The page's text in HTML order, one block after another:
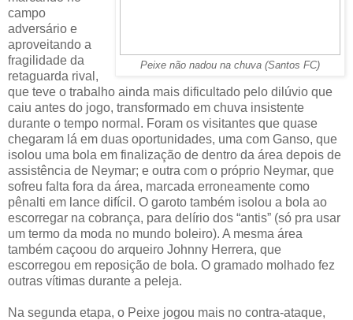
Peixe não nadou na chuva (Santos FC)
campo
adversário e
aproveitando a
fragilidade da
retaguarda rival,
que teve o trabalho ainda mais dificultado pelo dilúvio que
caiu antes do jogo, transformado em chuva insistente
durante o tempo normal. Foram os visitantes que quase
chegaram lá em duas oportunidades, uma com Ganso, que
isolou uma bola em finalização de dentro da área depois de
assistência de Neymar; e outra com o próprio Neymar, que
sofreu falta fora da área, marcada erroneamente como
pênalti em lance difícil. O garoto também isolou a bola ao
escorregar na cobrança, para delírio dos “antis” (só pra usar
um termo da moda no mundo boleiro). A mesma área
também caçoou do arqueiro Johnny Herrera, que
escorregou em reposição de bola. O gramado molhado fez
outras vítimas durante a peleja.
Na segunda etapa, o Peixe jogou mais no contra-ataque,